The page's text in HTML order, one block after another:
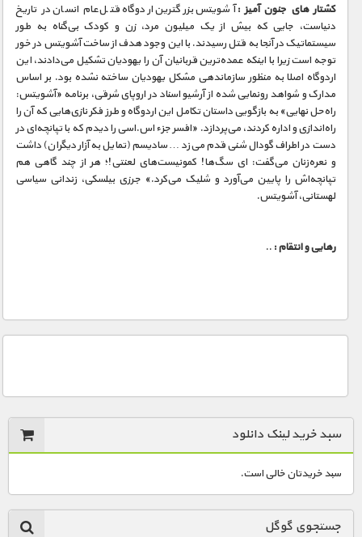
کشتار های جنون آمیز :آشویتس بزرگترین اردوگاه قتل‌عام انسان در تاریخ
دنیاست٬ جایی که بیش از یک میلیون مرد٬ زن و کودک بی‌گناه به طور
سیستماتیک در‌ آنجا به قتل رسیدند. با این وجود هدف از ساخت آشویتس در خور
توجه است زیرا با اینکه عمده‌ترین قربانیان آن را یهودیان تشکیل می‌دادند٬ این
اردوگاه اصلا به منظور سازماندهی مشکل یهودیان ساخته نشده بود. بر اساس
مدارک و شواهد رونمایی شده از آرشیو اسناد در اروپای شرقی٬ برنامه «آشویتس:
راه‌حل نهایی» به بازگویی داستان تکامل این اردوگاه و طرز فکر نازی‌هایی که آن را
راه‌اندازی و اداره کردند٬ می‌پردازد. «افسر جزء اس.اسی را دیدم که با تپانچه‌ای در
دست در اطراف گودال شنی قدم می‌زد … سادیسم (تمایل به آزار دیگران) داشت
و نعره‌زنان می‌گفت: ای سگ‌ها! کمونیست‌های لعنتی!؛ هر از چند گاهی هم
تپانچه‌اش را پایین می‌آورد و شلیک می‌کرد.» جرزی بیلسکی٬‌ زندانی سیاسی
لهستانی٬‌ آشویتس.
رهایی و انتقام : ..
سبد خرید لینک دانلود
سبد خریدتان خالی است.
جستجوی گوگل